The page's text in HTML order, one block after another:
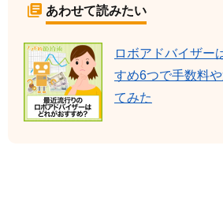
あわせて読みたい
ロボアドバイザー
すめ6つで手数料
てみた